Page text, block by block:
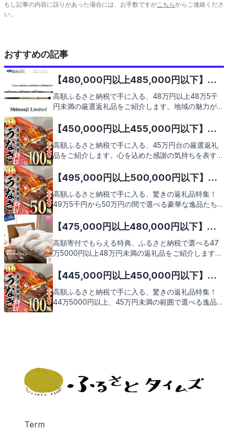
もし記事の内容に誤りがあった場合には、お手数ですがこちらからご連絡くださ
い。
おすすめの記事
【480,000円以上485,000円以下】人
気のおすすめふるさと納税返礼品9選
高額ふるさと納税で手に入る、48万円以上48万5千
円未満の厳選返礼品をご紹介します。地域の魅力が詰
機会にぜひご検討ください。次のページで、それぞれ
の返礼品の魅力を詳しくお伝えしますので、どうぞご
期待ください。
【450,000円以上455,000円以下】人
気のおすすめふるさと納税返礼品9選
高額ふるさと納税で手に入る、45万円台の厳選返礼
品をご紹介します。心を込めた感謝の気持ちを表す、
魅力的な返礼品の数々をご覧いただけますので、どう
ぞお楽しみに。
【495,000円以上500,000円以下】人
気のおすすめふるさと納税返礼品9選
高額ふるさと納税で手に入る、驚きの返礼品特集！
49万5千円から50万円の間で選べる豪華な逸品たち
て、あなたの支援が地域振興につながる喜びを感じて
いただけることでしょう。次のページで、その価値あ
る返礼品たちを見ていきましょう。
【475,000円以上480,000円以下】人
気のおすすめふるさと納税返礼品9選
高額寄付でもらえる特典、ふるさと納税で選べる47
万5000円以上48万円未満の返礼品をご紹介します。
に心からの感謝を込めてお届けされます。次のページ
で、その魅力をたっぷりとお伝えいたしますので、ど
うぞご期待ください。
【445,000円以上450,000円以下】人
気のおすすめふるさと納税返礼品9選
高額ふるさと納税で手に入る、驚きの返礼品特集！
44万5000円以上、45万円未満の範囲で選べる逸品を
Term